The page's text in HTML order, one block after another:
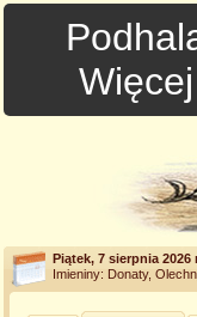
Piątek, 7 sierpnia 2026
Imieniny: Donaty,